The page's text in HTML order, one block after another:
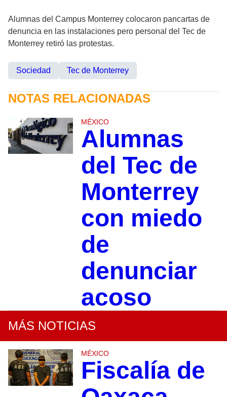
Alumnas del Campus Monterrey colocaron pancartas de
denuncia en las instalaciones pero personal del Tec de
Monterrey retiró las protestas.
Sociedad Tec de Monterrey
NOTAS RELACIONADAS
MÉXICO
Alumnas
del Tec de
Monterrey
con miedo
de
denunciar
acoso
MÁS NOTICIAS
MÉXICO
Fiscalía de